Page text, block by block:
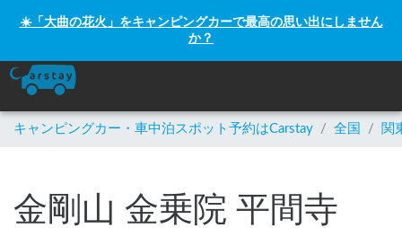
☀️「大曲の花火」をキャンピングカーで最高の思い出にしません
か？
キャンピングカー・車中泊スポット予約はCarstay / 全国 / 関
金剛山 金乗院 平間寺